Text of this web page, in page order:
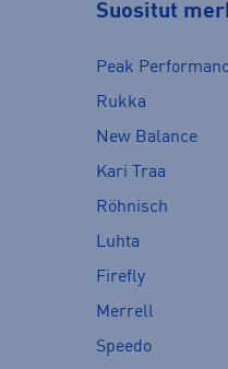
Suositut
Peak
Rukka
New Balance
Kari Traa
Röhnisch
Luhta
Firefly
Merrell
Speedo